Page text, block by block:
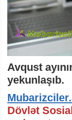
Avqust
yekunlaşıb.
Dövlət